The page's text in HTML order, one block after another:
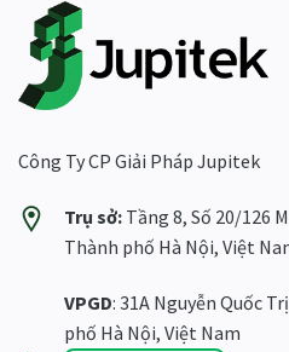
Công Ty CP Giải Pháp Jupitek
Trụ sở: Tầng 8, Số 20/126
Thành phố Hà Nội, Việt
VPGD: 31A Nguyễn Quốc
phố Hà Nội, Việt Nam